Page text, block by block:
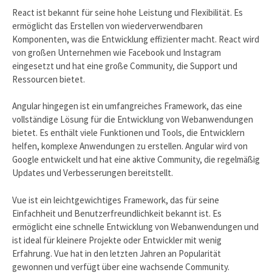
React ist bekannt für seine hohe Leistung und Flexibilität. Es
ermöglicht das Erstellen von wiederverwendbaren
Komponenten, was die Entwicklung effizienter macht. React wird
von großen Unternehmen wie Facebook und Instagram
eingesetzt und hat eine große Community, die Support und
Ressourcen bietet.
Angular hingegen ist ein umfangreiches Framework, das eine
vollständige Lösung für die Entwicklung von Webanwendungen
bietet. Es enthält viele Funktionen und Tools, die Entwicklern
helfen, komplexe Anwendungen zu erstellen. Angular wird von
Google entwickelt und hat eine aktive Community, die regelmäßig
Updates und Verbesserungen bereitstellt.
Vue ist ein leichtgewichtiges Framework, das für seine
Einfachheit und Benutzerfreundlichkeit bekannt ist. Es
ermöglicht eine schnelle Entwicklung von Webanwendungen und
ist ideal für kleinere Projekte oder Entwickler mit wenig
Erfahrung. Vue hat in den letzten Jahren an Popularität
gewonnen und verfügt über eine wachsende Community.